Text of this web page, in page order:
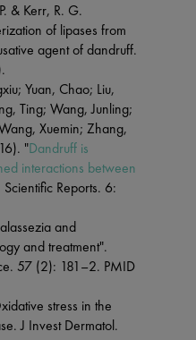
& Kerr, R. G.
of lipases from
agent of dandruff.
Yuan, Chao; Liu,
Ting; Wang, Junling;
Xuemin; Zhang,
"Dandruff is
interactions between
Scientific Reports. 6:
and
and treatment".
57 (2): 181–2. PMID
stress in the
J Invest Dermatol.